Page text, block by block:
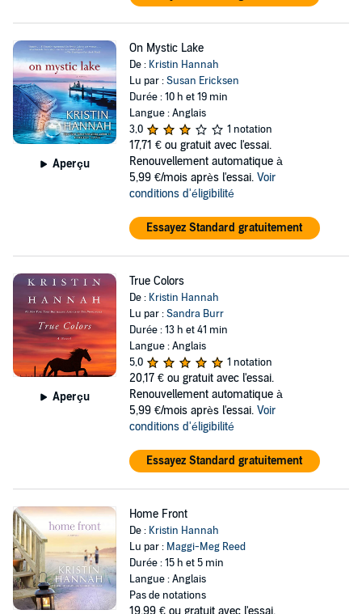
Aperçu
On Mystic Lake
De : Kristin Hannah
Lu par :Susan Ericksen
Durée : 10 h et 19 min
Langue : Anglais
3,0
1 notation
17,71 € ou gratuit avec l'essai.
Renouvellement automatique à
5,99 €/mois après l'essai. Voir
conditions d'éligibilité
Essayez Standard gratuitement
Aperçu
True Colors
De : Kristin Hannah
Lu par :Sandra Burr
Durée : 13 h et 41 min
Langue : Anglais
5,0
1 notation
20,17 € ou gratuit avec l'essai.
Renouvellement automatique à
5,99 €/mois après l'essai. Voir
conditions d'éligibilité
Essayez Standard gratuitement
Home Front
De : Kristin Hannah
Lu par : Maggi-Meg Reed
Durée : 15 h et 5 min
Langue : Anglais
Pas de notations
19,99 € ou gratuit avec l'essai.